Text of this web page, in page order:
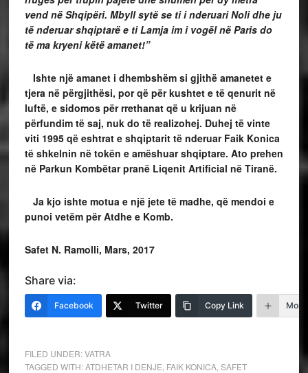
vend në Shqipëri. Mbyll sytë se ti i nderuari Noli dhe ju
të nderuar shqiptarë e ti Lamja im i vogël në Paris do
të ma kryeni këtë amanet!”
Ishte një amanet i dhembshëm si gjithë amanetet e
tjera në përgjithësi, por që për kushtet e të qenurit në
luftë, e sidomos për rrethanat që u krijuan në
përfundim të saj, nuk do të realizohej. Duhej të vinte
viti 1995 që eshtrat e shqiptarit të nderuar Faik Konica
të shkelnin në tokën e amëshuar shqiptare. Ato prehen
në Parkun Kombëtar pranë Liqenit Artificial në Tiranë.
Ja kjo ishte motua e një jete të madhe, që mendoi e
punoi vetëm për Atdhe e Komb.
Safet N. Ramolli, Mars, 2017
Share via:
Facebook Twitter Copy Link More
FILED UNDER:VATRA
TAGGED WITH:ATDHETAR I DENJE FAIK KONICA, SAFET